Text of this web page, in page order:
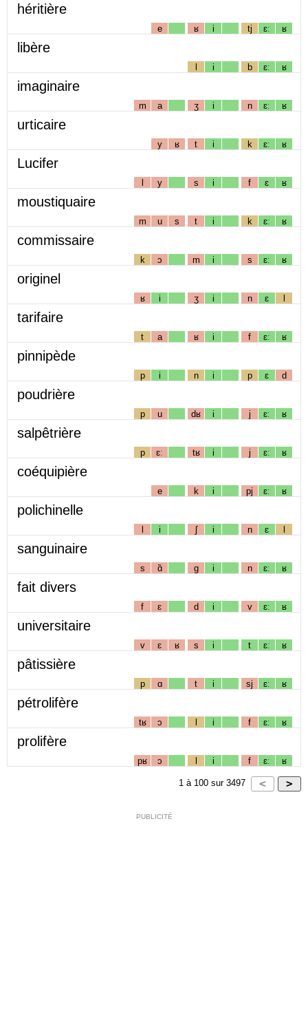
héritière
e ʁ i tj ɛː ʁ
libère
l i b ɛː ʁ
imaginaire
m a ʒ i n ɛː ʁ
urticaire
y ʁ t i k ɛː ʁ
Lucifer
l y s i f ɛ ʁ
moustiquaire
m u s t i k ɛː ʁ
commissaire
k ɔ m i s ɛː ʁ
originel
ʁ i ʒ i n ɛ l
tarifaire
t a ʁ i f ɛː ʁ
pinnipède
p i n i p ɛ d
poudrière
p u dʁ i j ɛː ʁ
salpêtrière
p ɛː tʁ i j ɛː ʁ
coéquipière
e k i pj ɛː ʁ
polichinelle
l i ʃ i n ɛ l
sanguinaire
s ɑ̃ g i n ɛː ʁ
fait divers
f ɛ d i v ɛː ʁ
universitaire
v ɛ ʁ s i t ɛː ʁ
pâtissière
p ɑ t i sj ɛː ʁ
pétrolifère
tʁ ɔ l i f ɛː ʁ
prolifère
pʁ ɔ l i f ɛː ʁ
1 à 100 sur 3497
PUBLICITÉ